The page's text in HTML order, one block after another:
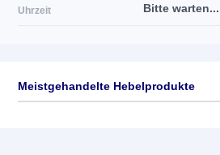
Bitte warten...
Uhrzeit
Meistgehandelte Hebelprodukte